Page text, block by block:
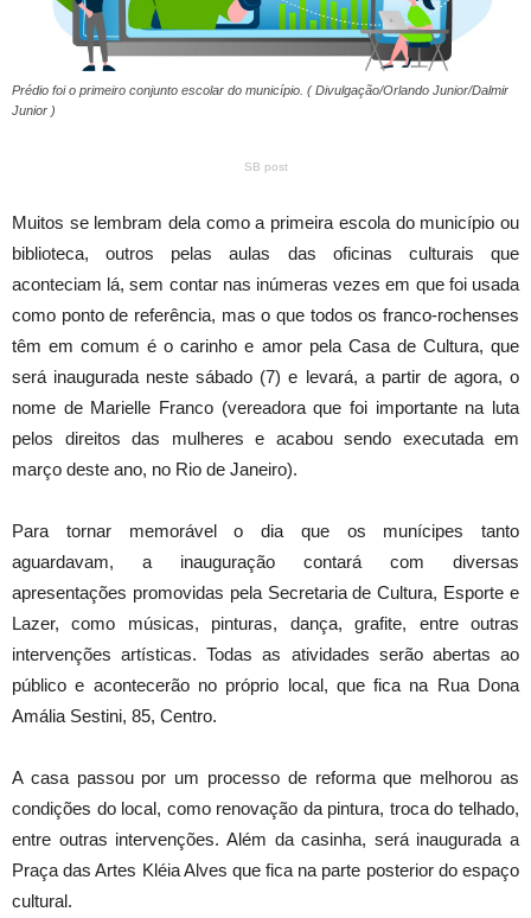
Prédio foi o primeiro conjunto escolar do município. ( Divulgação/Orlando Junior/Dalmir
Junior )
SB post
Muitos se lembram dela como a primeira escola do município ou
biblioteca, outros pelas aulas das oficinas culturais que
aconteciam lá, sem contar nas inúmeras vezes em que foi usada
como ponto de referência, mas o que todos os franco-rochenses
têm em comum é o carinho e amor pela Casa de Cultura, que
será inaugurada neste sábado (7) e levará, a partir de agora, o
nome de Marielle Franco (vereadora que foi importante na luta
pelos direitos das mulheres e acabou sendo executada em
março deste ano, no Rio de Janeiro).
Para tornar memorável o dia que os munícipes tanto
aguardavam, a inauguração contará com diversas
apresentações promovidas pela Secretaria de Cultura, Esporte e
Lazer, como músicas, pinturas, dança, grafite, entre outras
intervenções artísticas. Todas as atividades serão abertas ao
público e acontecerão no próprio local, que fica na Rua Dona
Amália Sestini, 85, Centro.
A casa passou por um processo de reforma que melhorou as
condições do local, como renovação da pintura, troca do telhado,
entre outras intervenções. Além da casinha, será inaugurada a
Praça das Artes Kléia Alves que fica na parte posterior do espaço
cultural.